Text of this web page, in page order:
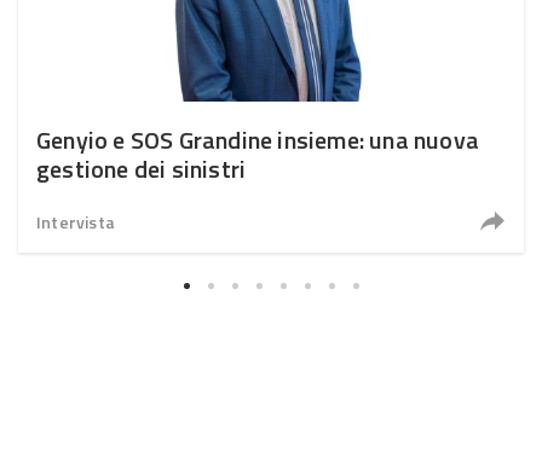
Genyio e SOS Grandine insieme: una nuova
gestione dei sinistri
Intervista